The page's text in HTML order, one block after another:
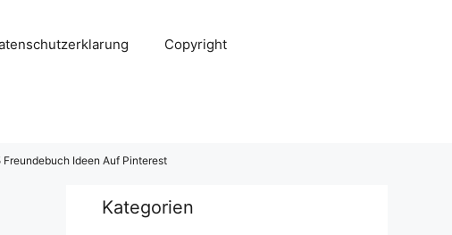
Copyright
Ideen Auf Pinterest
Kategorien